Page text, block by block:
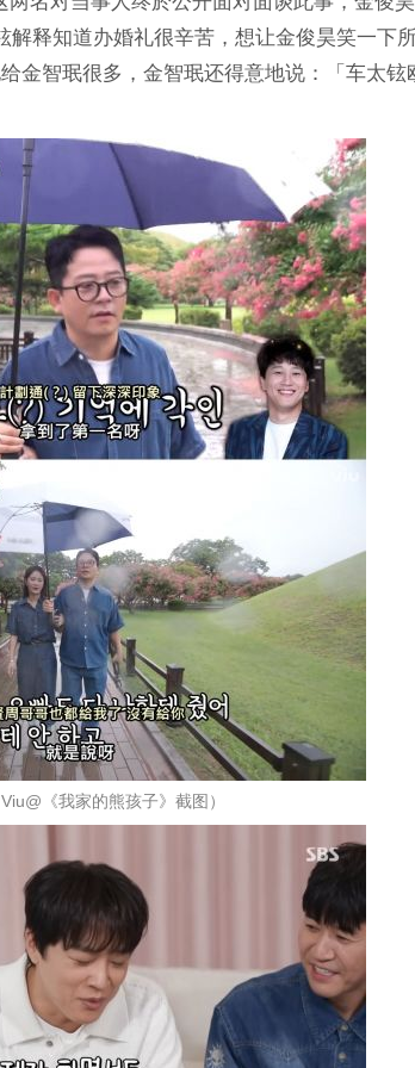
解释知道办婚礼很辛苦，想让金俊昊笑一下
金智珉很多，金智珉还得意地说：「车太铉
《我家的熊孩子》截图）